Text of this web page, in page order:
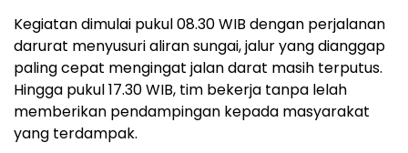
Kegiatan dimulai pukul 08.30 WIB dengan perjalanan
darurat menyusuri aliran sungai, jalur yang dianggap
paling cepat mengingat jalan darat masih terputus.
Hingga pukul 17.30 WIB, tim bekerja tanpa lelah
memberikan pendampingan kepada masyarakat
yang terdampak.